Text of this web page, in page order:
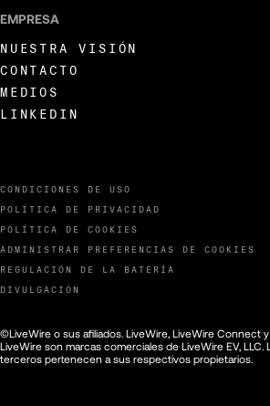
CONDICIONES DE USO
POLÍTICA DE PRIVACIDAD
POLÍTICA DE COOKIES
ADMINISTRAR PREFERENCIAS DE COOKIES
REGULACIÓN DE LA BATERÍA
DIVULGACIÓN
EMPRESA
NUESTRA VISIÓN
CONTACTO
MEDIOS
LINKEDIN
©LiveWire o sus afiliados. LiveWire, LiveWire Connect
LiveWire son marcas comerciales de LiveWire EV,
terceros pertenecen a sus respectivos propietarios.